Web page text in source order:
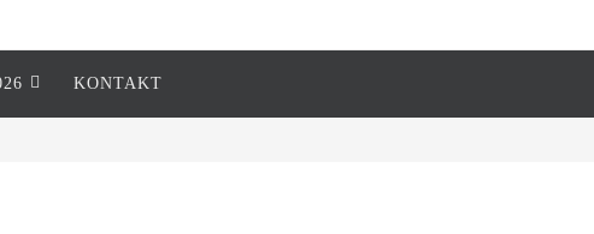
KONTAKT